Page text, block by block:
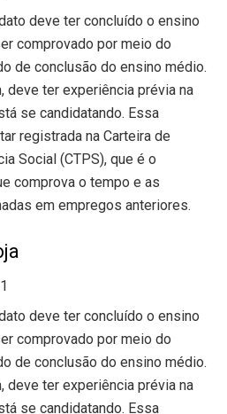
deve ter concluído o ensino
comprovado por meio do
de conclusão do ensino médio.
deve ter experiência prévia na
se candidatando. Essa
registrada na Carteira de
Social (CTPS), que é o
comprova o tempo e as
em empregos anteriores.
1
deve ter concluído o ensino
comprovado por meio do
de conclusão do ensino médio.
deve ter experiência prévia na
se candidatando. Essa